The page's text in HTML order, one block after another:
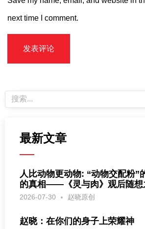
next time I comment.
最新文章
人比动物更动物: “动物交配粉”
的真相——《灵与肉》观后随想
2026-07-30 赵晓原创
赵晓：在你们的身子上荣耀神